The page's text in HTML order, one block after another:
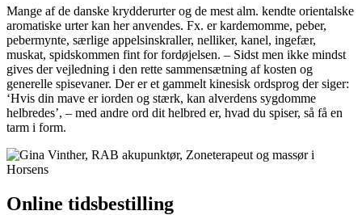
Mange af de danske krydderurter og de mest alm. kendte orientalske
aromatiske urter kan her anvendes. Fx. er kardemomme, peber,
pebermynte, særlige appelsinskraller, nelliker, kanel, ingefær,
muskat, spidskommen fint for fordøjelsen. – Sidst men ikke mindst
gives der vejledning i den rette sammensætning af kosten og
generelle spisevaner. Der er et gammelt kinesisk ordsprog der siger:
‘Hvis din mave er iorden og stærk, kan alverdens sygdomme
helbredes’, – med andre ord dit helbred er, hvad du spiser, så få en
tarm i form.
Online tidsbestilling